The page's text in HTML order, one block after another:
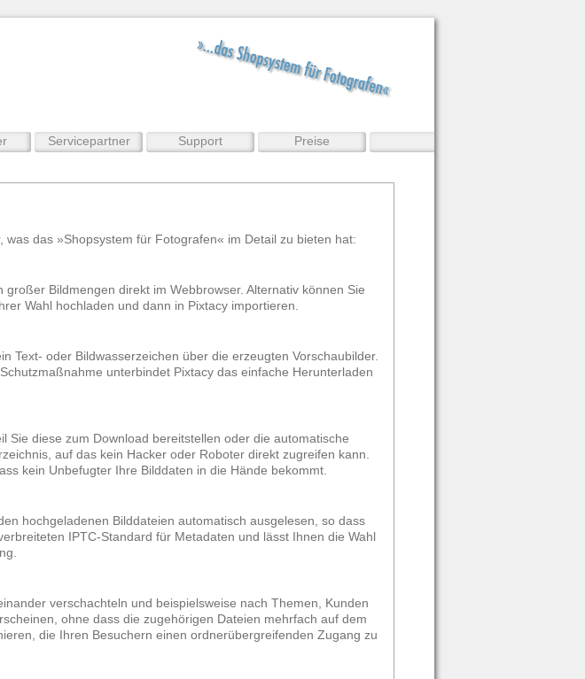
Servicepartner Support Preise
das »Shopsystem für Fotografen« im Detail zu bieten hat:
Bildmengen direkt im Webbrowser. Alternativ können Sie
Wahl hochladen und dann in Pixtacy importieren.
Text- oder Bildwasserzeichen über die erzeugten Vorschaubilder.
unterbindet Pixtacy das einfache Herunterladen
diese zum Download bereitstellen oder die automatische
auf das kein Hacker oder Roboter direkt zugreifen kann.
kein Unbefugter Ihre Bilddaten in die Hände bekommt.
hochgeladenen Bilddateien automatisch ausgelesen, so dass
IPTC-Standard für Metadaten und lässt Ihnen die Wahl
verschachteln und beispielsweise nach Themen, Kunden
ohne dass die zugehörigen Dateien mehrfach auf dem
die Ihren Besuchern einen ordnerübergreifenden Zugang zu